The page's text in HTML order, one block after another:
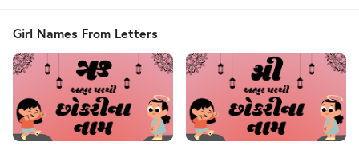
Girl Names From Letters